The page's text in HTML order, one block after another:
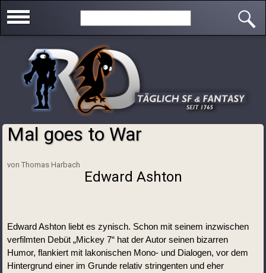
Sie sind hier
Mal goes to War
von Thomas Harbach
Edward Ashton
Edward Ashton liebt es zynisch. Schon mit seinem inzwischen
verfilmten Debüt „Mickey 7“ hat der Autor seinen bizarren
Humor, flankiert mit lakonischen Mono- und Dialogen, vor dem
Hintergrund einer im Grunde relativ stringenten und eher